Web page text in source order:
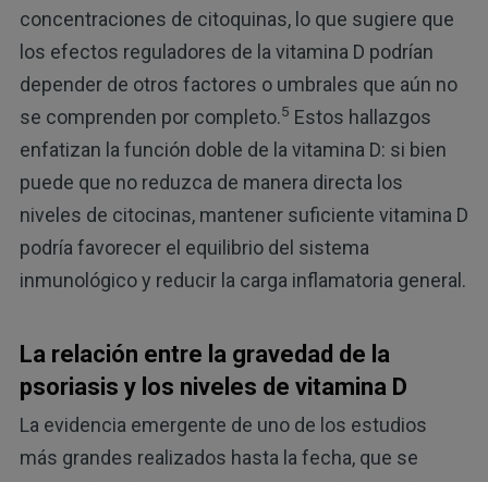
concentraciones de citoquinas, lo que sugiere que
los efectos reguladores de la vitamina D podrían
depender de otros factores o umbrales que aún no
se comprenden por completo.5 Estos hallazgos
enfatizan la función doble de la vitamina D: si bien
puede que no reduzca de manera directa los
niveles de citocinas, mantener suficiente vitamina D
podría favorecer el equilibrio del sistema
inmunológico y reducir la carga inflamatoria general.
La relación entre la gravedad de la
psoriasis y los niveles de vitamina D
La evidencia emergente de uno de los estudios
más grandes realizados hasta la fecha, que se